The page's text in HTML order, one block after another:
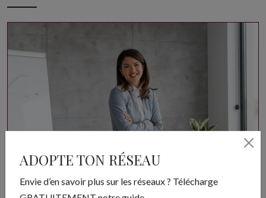
ADOPTE TON RÉSEAU
Envie d’en savoir plus sur les réseaux ? Télécharge